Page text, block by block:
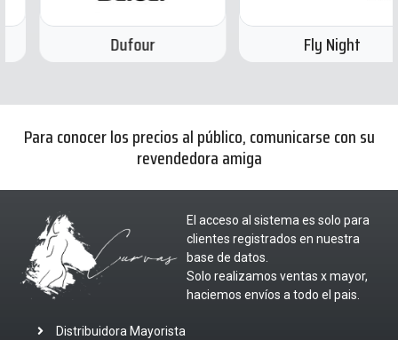
Dufour Fly Night
Para conocer los precios al público, comunicarse con su
revendedora amiga
El acceso al sistema es solo para
clientes registrados en nuestra
base de datos.
Solo realizamos ventas x mayor,
haciemos envíos a todo el pais.
Distribuidora Mayorista